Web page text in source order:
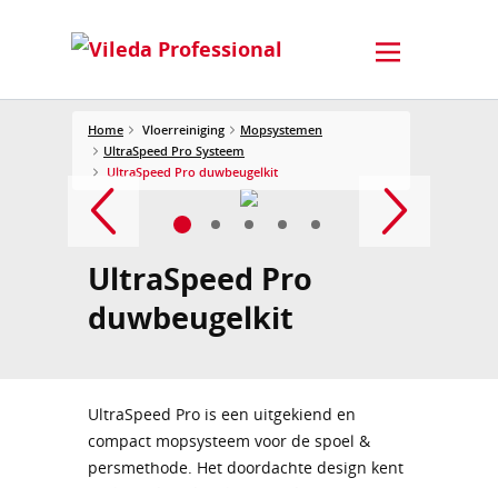
Home Vloerreiniging
Mopsystemen
UltraSpeed Pro Systeem
UltraSpeed Pro duwbeugelkit
UltraSpeed Pro
duwbeugelkit
UltraSpeed Pro is een uitgekiend en
compact mopsysteem voor de spoel &
persmethode. Het doordachte design kent